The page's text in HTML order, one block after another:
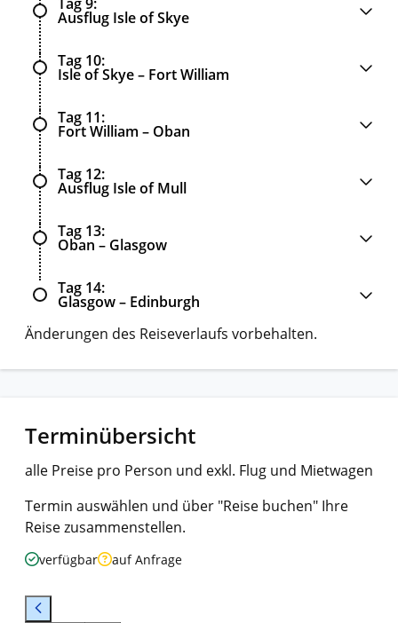
Ausflug Isle of Skye
Tag 10
Isle of Skye – Fort William
Tag 11
Fort William – Oban
Tag 12
Ausflug Isle of Mull
Tag 13
Oban – Glasgow
Tag 14
Glasgow – Edinburgh
Änderungen des Reiseverlaufs vorbehalten.
Terminübersicht
alle Preise pro Person und exkl. Flug und Mietwagen
Termin auswählen und über "Reise buchen" Ihre
Reise zusammenstellen.
verfügbar auf Anfrage